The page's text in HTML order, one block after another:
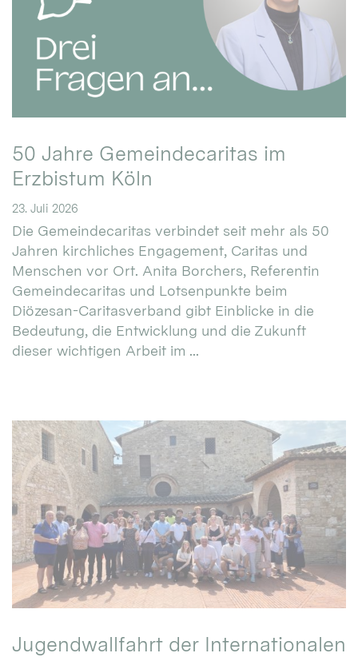
50 Jahre Gemeindecaritas im
Erzbistum Köln
23. Juli 2026
Die Gemeindecaritas verbindet seit mehr als 50
Jahren kirchliches Engagement, Caritas und
Menschen vor Ort. Anita Borchers, Referentin
Gemeindecaritas und Lotsenpunkte beim
Diözesan-Caritasverband gibt Einblicke in die
Bedeutung, die Entwicklung und die Zukunft
dieser wichtigen Arbeit im ...
Jugendwallfahrt der Internationalen